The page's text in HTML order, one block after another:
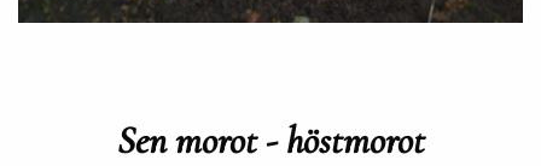
Sen morot - höstmorot